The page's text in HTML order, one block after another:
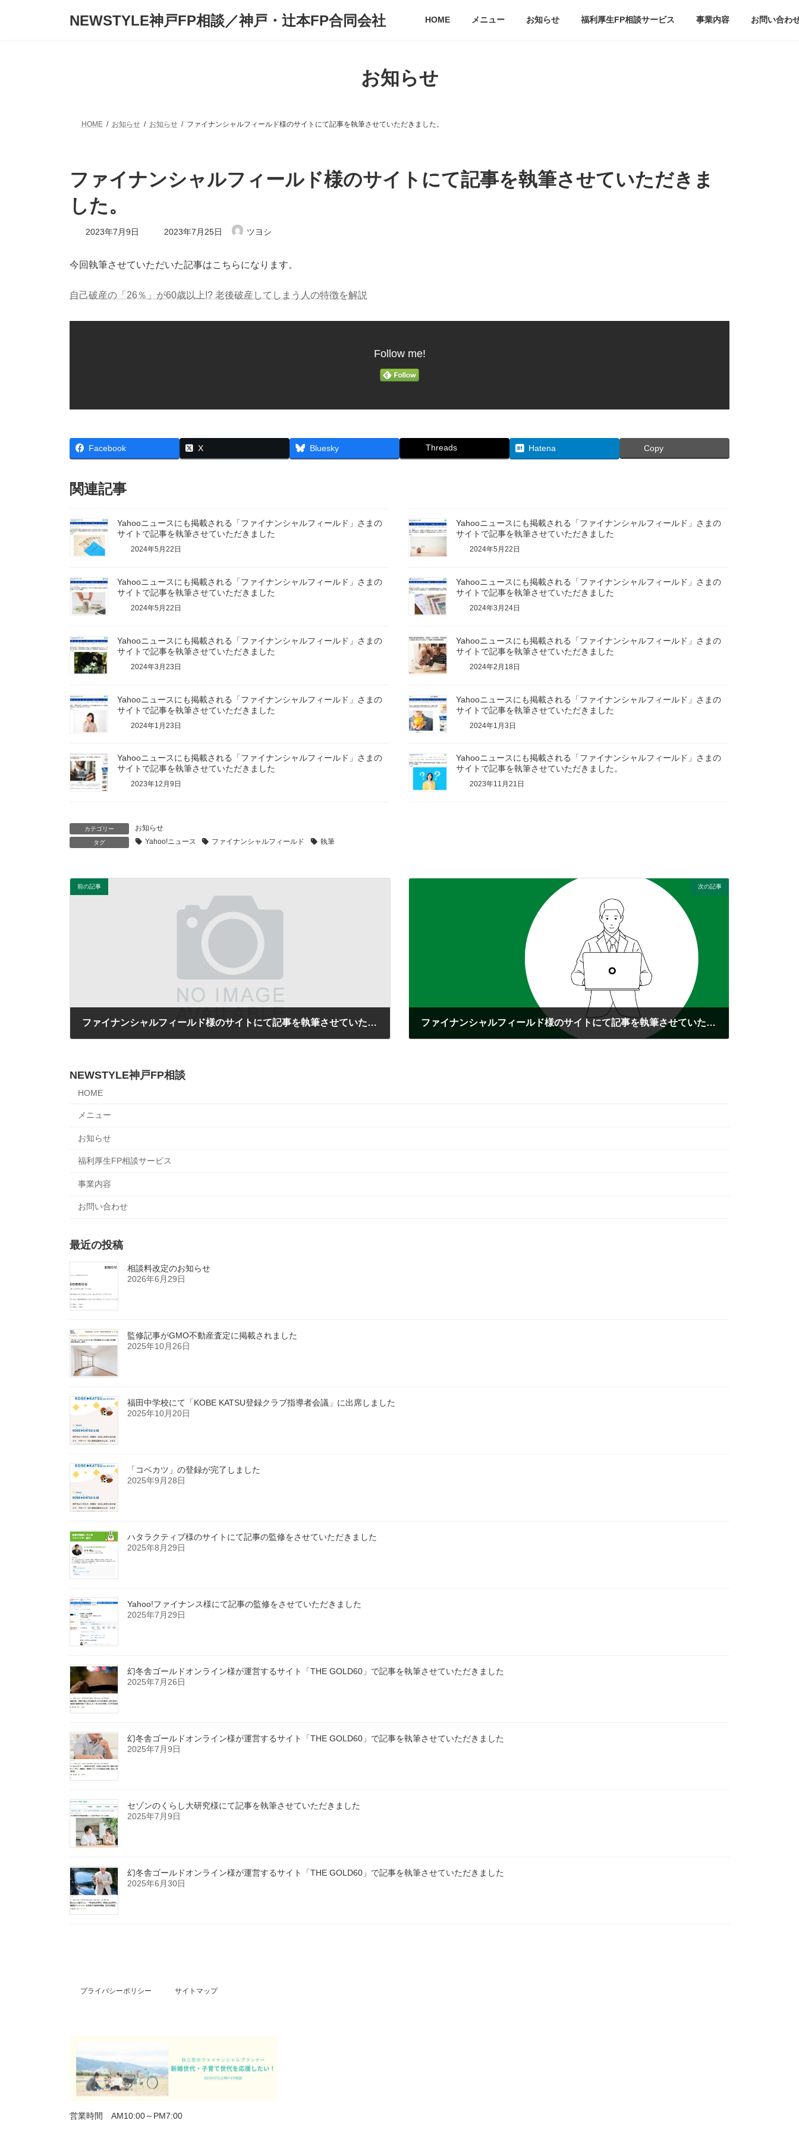
NEWSTYLE神戸FP相談／神戸・辻本FP合同会社 HOME メニュー お知らせ 福利厚生FP相談サービス 事業内容 お問い合わ
お知らせ
HOME お知らせ お知らせ ファイナンシャルフィールド様のサイトにて記事を執筆させていただきました。
ファイナンシャルフィールド様のサイトにて記事を執筆させていただきま
した。
2023年7月9日
最
終
新
日
:
2023年7月25日 ツヨシ
今回執筆させていただいた記事はこちらになります。
自己破産の「26％」が60歳以上!? 老後破産してしまう人の特徴を解説
Follow me!
Facebook X Bluesky Threads Hatena Copy
関連記事
Yahooニュースにも掲載される「ファイナンシャルフィールド」さまの
サイトで記事を執筆させていただきました
2024年5月22日
Yahooニュースにも掲載される「ファイナンシャルフィールド」さまの
サイトで記事を執筆させていただきました
2024年5月22日
Yahooニュースにも掲載される「ファイナンシャルフィールド」さまの
サイトで記事を執筆させていただきました
2024年5月22日
Yahooニュースにも掲載される「ファイナンシャルフィールド」さまの
サイトで記事を執筆させていただきました
2024年3月24日
Yahooニュースにも掲載される「ファイナンシャルフィールド」さまの
サイトで記事を執筆させていただきました
2024年3月23日
Yahooニュースにも掲載される「ファイナンシャルフィールド」さまの
サイトで記事を執筆させていただきました
2024年2月18日
Yahooニュースにも掲載される「ファイナンシャルフィールド」さまの
サイトで記事を執筆させていただきました
2024年1月23日
Yahooニュースにも掲載される「ファイナンシャルフィールド」さまの
サイトで記事を執筆させていただきました
2024年1月3日
Yahooニュースにも掲載される「ファイナンシャルフィールド」さまの
サイトで記事を執筆させていただきました
2023年12月9日
Yahooニュースにも掲載される「ファイナンシャルフィールド」さまの
サイトで記事を執筆させていただきました。
2023年11月21日
カテゴリー お知らせ
タグ Yahoo!ニュース ファイナンシャルフィールド 執筆
前の記事
ファイナンシャルフィールド様のサイトにて記事を執筆させていただきました。
次の記事
ファイナンシャルフィールド様のサイトにて記事を執筆させていただきました。
NEWSTYLE神戸FP相談
HOME
メニュー
お知らせ
福利厚生FP相談サービス
事業内容
お問い合わせ
最近の投稿
相談料改定のお知らせ
2026年6月29日
監修記事がGMO不動産査定に掲載されました
2025年10月26日
福田中学校にて「KOBE KATSU登録クラブ指導者会議」に出席しました
2025年10月20日
「コベカツ」の登録が完了しました
2025年9月28日
ハタラクティブ様のサイトにて記事の監修をさせていただきました
2025年8月29日
Yahoo!ファイナンス様にて記事の監修をさせていただきました
2025年7月29日
幻冬舎ゴールドオンライン様が運営するサイト「THE GOLD60」で記事を執筆させていただきました
2025年7月26日
幻冬舎ゴールドオンライン様が運営するサイト「THE GOLD60」で記事を執筆させていただきました
2025年7月9日
セゾンのくらし大研究様にて記事を執筆させていただきました
2025年7月9日
幻冬舎ゴールドオンライン様が運営するサイト「THE GOLD60」で記事を執筆させていただきました
2025年6月30日
プライバシーポリシー サイトマップ
営業時間 AM10:00～PM7:00